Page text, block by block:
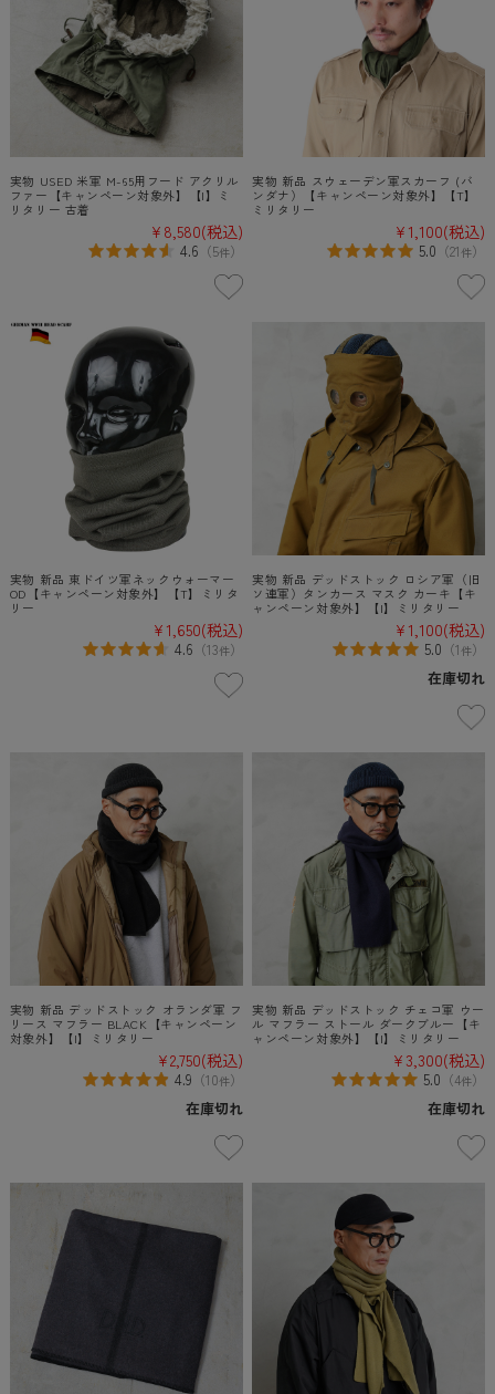
実物 USED 米軍 M-65用フード アクリル
ファー【キャンペーン対象外】【I】ミ
リタリー 古着
¥8,580(税込)
4.6 （5件）
実物 新品 スウェーデン軍スカーフ (バ
ンダナ）【キャンペーン対象外】【T】
ミリタリー
¥1,100(税込)
5.0 （21件）
実物 新品 東ドイツ軍ネックウォーマー
OD【キャンペーン対象外】【T】ミリタ
リー
¥1,650(税込)
4.6 （13件）
実物 新品 デッドストック ロシア軍（旧
ソ連軍）タンカース マスク カーキ【キ
ャンペーン対象外】【I】ミリタリー
¥1,100(税込)
5.0 （1件）
在庫切れ
実物 新品 デッドストック オランダ軍 フ
リース マフラー BLACK【キャンペーン
対象外】【I】ミリタリー
¥2,750(税込)
4.9 （10件）
在庫切れ
実物 新品 デッドストック チェコ軍 ウー
ル マフラー ストール ダークブルー【キ
ャンペーン対象外】【I】ミリタリー
¥3,300(税込)
5.0 （4件）
在庫切れ